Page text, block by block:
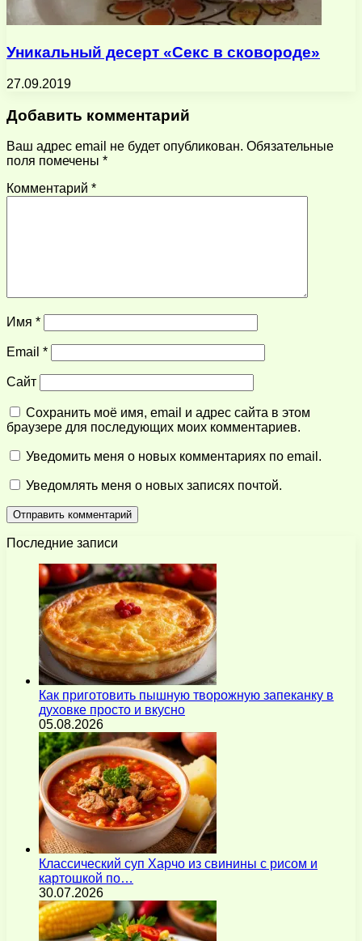
Уникальный десерт «Секс в сковороде»
27.09.2019
Добавить комментарий
Ваш адрес email не будет опубликован. Обязательные
поля помечены *
Комментарий *
Имя *
Email *
Сайт
Сохранить моё имя, email и адрес сайта в этом
браузере для последующих моих комментариев.
Уведомить меня о новых комментариях по email.
Уведомлять меня о новых записях почтой.
Последние записи
Как приготовить пышную творожную запеканку в
духовке просто и вкусно
05.08.2026
Классический суп Харчо из свинины с рисом и
картошкой по…
30.07.2026